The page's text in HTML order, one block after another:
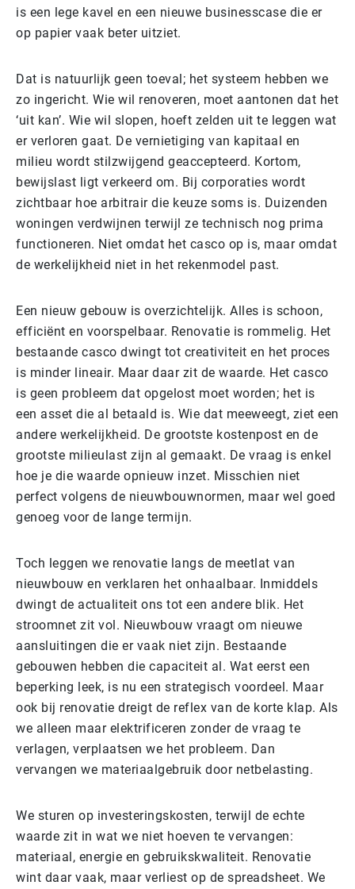
is een lege kavel en een nieuwe businesscase die er
op papier vaak beter uitziet.
Dat is natuurlijk geen toeval; het systeem hebben we
zo ingericht. Wie wil renoveren, moet aantonen dat het
‘uit kan’. Wie wil slopen, hoeft zelden uit te leggen wat
er verloren gaat. De vernietiging van kapitaal en
milieu wordt stilzwijgend geaccepteerd. Kortom,
bewijslast ligt verkeerd om. Bij corporaties wordt
zichtbaar hoe arbitrair die keuze soms is. Duizenden
woningen verdwijnen terwijl ze technisch nog prima
functioneren. Niet omdat het casco op is, maar omdat
de werkelijkheid niet in het rekenmodel past.
Een nieuw gebouw is overzichtelijk. Alles is schoon,
efficiënt en voorspelbaar. Renovatie is rommelig. Het
bestaande casco dwingt tot creativiteit en het proces
is minder lineair. Maar daar zit de waarde. Het casco
is geen probleem dat opgelost moet worden; het is
een asset die al betaald is. Wie dat meeweegt, ziet een
andere werkelijkheid. De grootste kostenpost en de
grootste milieulast zijn al gemaakt. De vraag is enkel
hoe je die waarde opnieuw inzet. Misschien niet
perfect volgens de nieuwbouwnormen, maar wel goed
genoeg voor de lange termijn.
Toch leggen we renovatie langs de meetlat van
nieuwbouw en verklaren het onhaalbaar. Inmiddels
dwingt de actualiteit ons tot een andere blik. Het
stroomnet zit vol. Nieuwbouw vraagt om nieuwe
aansluitingen die er vaak niet zijn. Bestaande
gebouwen hebben die capaciteit al. Wat eerst een
beperking leek, is nu een strategisch voordeel. Maar
ook bij renovatie dreigt de reflex van de korte klap. Als
we alleen maar elektrificeren zonder de vraag te
verlagen, verplaatsen we het probleem. Dan
vervangen we materiaalgebruik door netbelasting.
We sturen op investeringskosten, terwijl de echte
waarde zit in wat we niet hoeven te vervangen:
materiaal, energie en gebruikskwaliteit. Renovatie
wint daar vaak, maar verliest op de spreadsheet. We